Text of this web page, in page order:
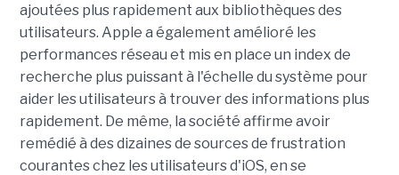
ajoutées plus rapidement aux bibliothèques des
utilisateurs. Apple a également amélioré les
performances réseau et mis en place un index de
recherche plus puissant à l'échelle du système pour
aider les utilisateurs à trouver des informations plus
rapidement. De même, la société affirme avoir
remédié à des dizaines de sources de frustration
courantes chez les utilisateurs d'iOS, en se